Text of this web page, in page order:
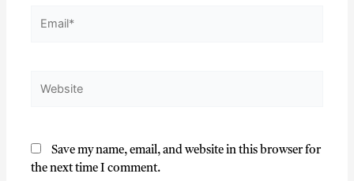
Save my name, email, and website in this browser for
the next time I comment.